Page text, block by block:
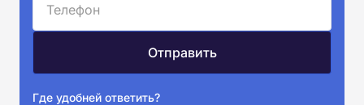
Где удобней ответить?